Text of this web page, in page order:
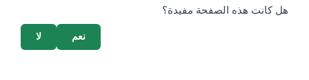
survey_v2
هل كانت هذه الصفحة مفيدة؟
لا نعم